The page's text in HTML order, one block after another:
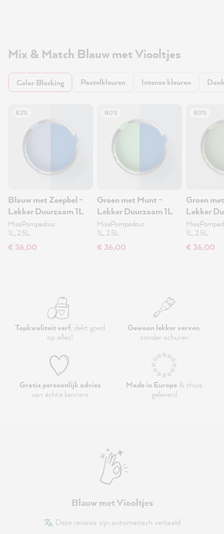
Mix & Match Blauw met Viooltjes
Color Blocking Pastelkleuren Intense kleuren
82%
Blauw met Zeepbel -
Lekker Duurzaam 1L
MissPompadour
1L, 2.5L
€ 36,00
80%
Groen met Munt -
Lekker Duurzaam 1L
MissPompadour
1L, 2.5L
€ 36,00
80%
Groen
Lekker
1L, 2.5L
€ 36,00
Topkwaliteit verf, dekt goed
op alles!
Gewoon lekker verven,
zonder schuren
Gratis persoonlijk advies
van échte kenners
Made in Europe& thuis
geleverd
Blauw met Viooltjes
Deze reviews zijn automatisch vertaald